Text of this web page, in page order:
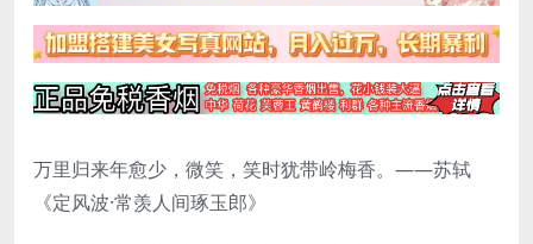
万里归来年愈少，微笑，笑时犹带岭梅香。——苏轼
《定风波·常羡人间琢玉郎》